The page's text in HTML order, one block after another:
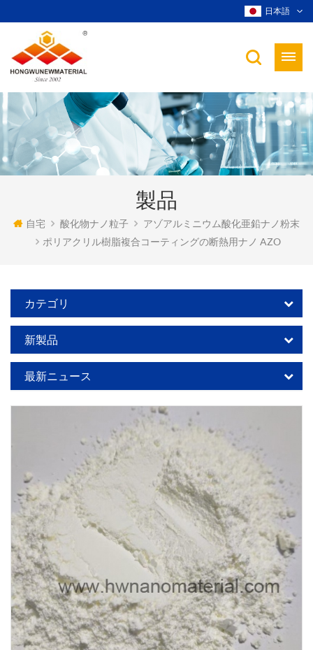
日本語
製品
自宅 酸化物ナノ粒子
アゾアルミニウム酸化亜鉛ナノ粉末
ポリアクリル樹脂複合コーティングの断熱用ナノ AZO
カテゴリ
新製品
最新ニュース